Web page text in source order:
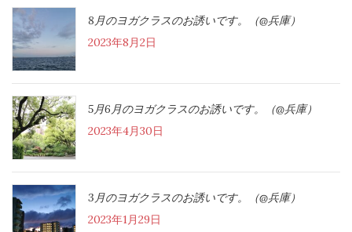
8月のヨガクラスのお誘いです。（@兵庫）
2023年8月2日
5月6月のヨガクラスのお誘いです。（@兵庫）
2023年4月30日
3月のヨガクラスのお誘いです。（@兵庫）
2023年1月29日